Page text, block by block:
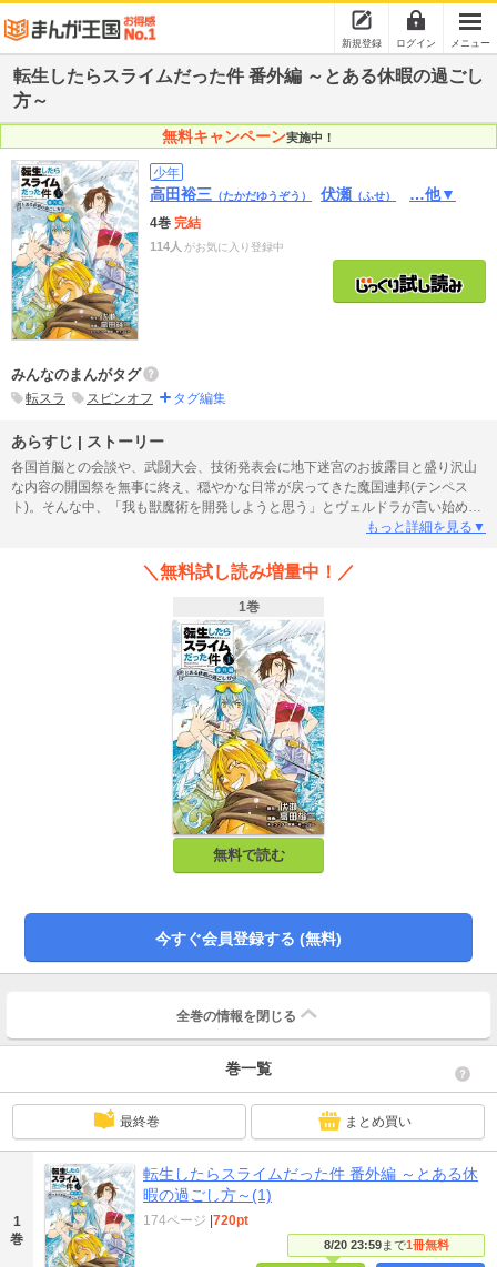
新規登録 ログイン メニュー
転生したらスライムだった件 番外編 ～とある休暇の過ごし
方～
無料キャンペーン実施中！
少年
高田裕三 （たかだゆうぞう） 伏瀬 （ふせ） …他▼
4巻 完結
114人 がお気に入り登録中
みんなのまんがタグ
転スラ スピンオフ タグ編集
あらすじ | ストーリー
各国首脳との会談や、武闘大会、技術発表会に地下迷宮のお披露目と盛り沢山
な内容の開国祭を無事に終え、穏やかな日常が戻ってきた魔国連邦(テンペス
ト)。そんな中、「我も獣魔術を開発しようと思う」とヴェルドラが言い始め、
新魔法の開発に興味を抱いたリムル、そしてヒナタを加えた3人で魔法の聖地・
もっと詳細を見る▼
＼無料試し読み増量中！／
1巻
無料で読む
今すぐ会員登録する (無料)
全巻の情報を 閉じる
巻一覧
最終巻 まとめ買い
1
巻
転生したらスライムだった件 番外編 ～とある休
暇の過ごし方～(1)
8/20 23:59まで1冊無料
174ページ |720pt